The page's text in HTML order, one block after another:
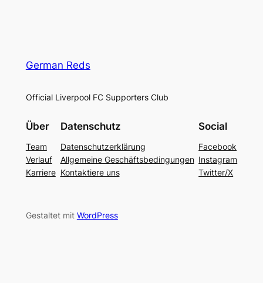
German Reds
Official Liverpool FC Supporters Club
Über
Team
Verlauf
Karriere
Datenschutz
Datenschutzerklärung
Allgemeine Geschäftsbedingungen
Kontaktiere uns
Social
Facebook
Instagram
Twitter/X
Gestaltet mit WordPress